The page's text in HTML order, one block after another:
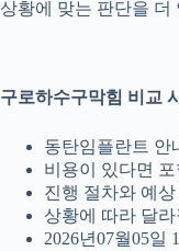
상황에 맞는 판단을 더
구로하수구막힘 비교
동탄임플란트 안
비용이 있다면
진행 절차와 예
상황에 따라 달
2026년07월05일